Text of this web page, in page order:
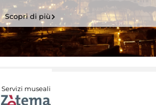
Scopri di più
Servizi museali